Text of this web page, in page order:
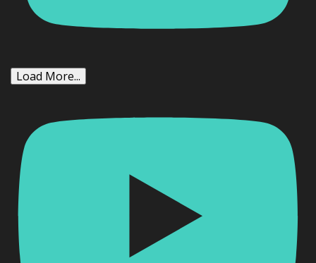
Load More...